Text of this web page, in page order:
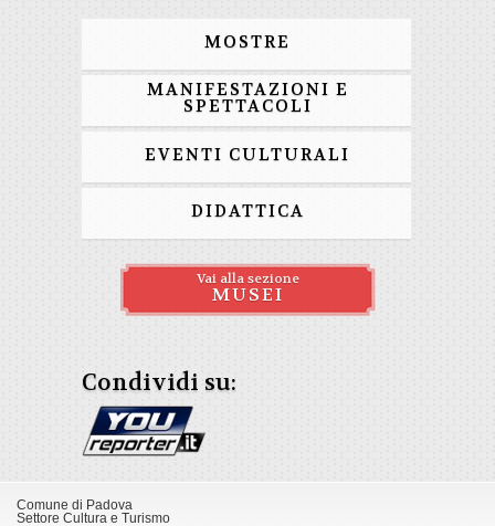
MOSTRE
MANIFESTAZIONI E
SPETTACOLI
EVENTI CULTURALI
DIDATTICA
Vai alla sezione
MUSEI
Condividi su:
Comune di Padova
Settore Cultura e Turismo